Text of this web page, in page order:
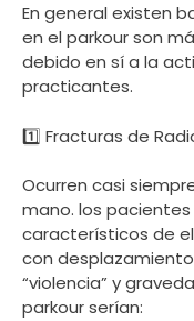
En general existen
en el parkour son
debido en sí a la
practicantes.
1️⃣ Fracturas de
Ocurren casi
mano. los
característicos de
con
“violencia” y
parkour serían: